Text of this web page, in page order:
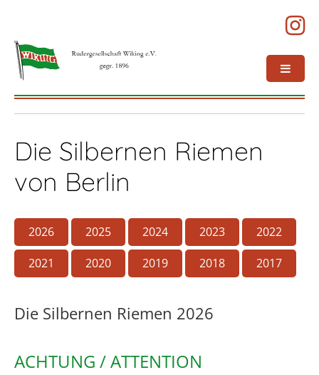
Die Silbernen Riemen
von Berlin
2026 2025 2024 2023
2022
2021
2020 2019 2018 2017
Die Silbernen Riemen 2026
ACHTUNG / ATTENTION